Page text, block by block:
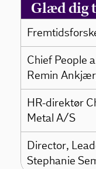
Glæd dig
Chief People
Remin
HR-direktør
Metal A/S
Director,
Stephanie